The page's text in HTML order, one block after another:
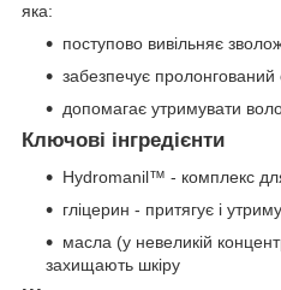
яка:
поступово вивільняє
забезпечує
допомагає утримувати
Ключові інгредієнти
Hydromanil™ - комплекс
гліцерин - притягує і
масла (у невеликій
захищають шкіру